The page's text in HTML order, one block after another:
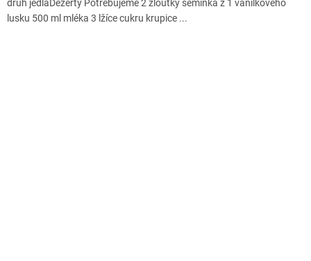
druh jedlaDezerty Potrebujeme 2 žloutky semínka z 1 vanilkového
lusku 500 ml mléka 3 lžíce cukru krupice ...